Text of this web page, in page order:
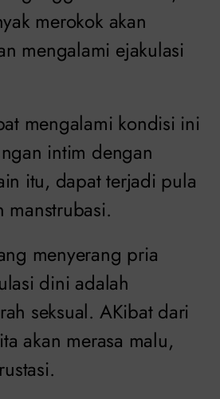
merokok akan
mengalami ejakulasi
mengalami kondisi ini
intim dengan
itu, dapat terjadi pula
manstrubasi.
menyerang pria
dini adalah
seksual. AKibat dari
akan merasa malu,